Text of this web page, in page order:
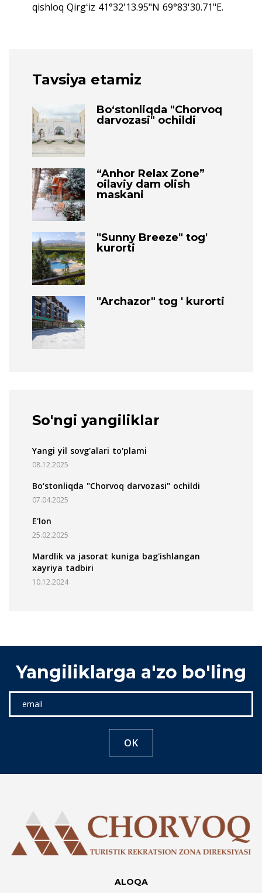
qishloq Qirgʻiz 41°32'13.95"N 69°83'30.71"E.
Tavsiya etamiz
Bo‘stonliqda "Chorvoq
darvozasi" ochildi
“Anhor Relax Zone”
oilaviy dam olish
maskani
"Sunny Breeze" tog'
kurorti
"Archazor" tog ' kurorti
So'ngi yangiliklar
Yangi yil sovg'alari to'plami
08.12.2025
Bo‘stonliqda "Chorvoq darvozasi" ochildi
07.04.2025
E'lon
25.02.2025
Mardlik va jasorat kuniga bag'ishlangan
xayriya tadbiri
10.12.2024
Yangiliklarga a'zo bo'ling
OK
ALOQA